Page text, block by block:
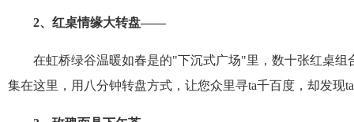
2、红桌情缘大转盘——
在虹桥绿谷温暖如春是的"下沉式广场"里，数十张红桌组
集在这里，用八分钟转盘方式，让您众里寻ta千百度，却发现ta